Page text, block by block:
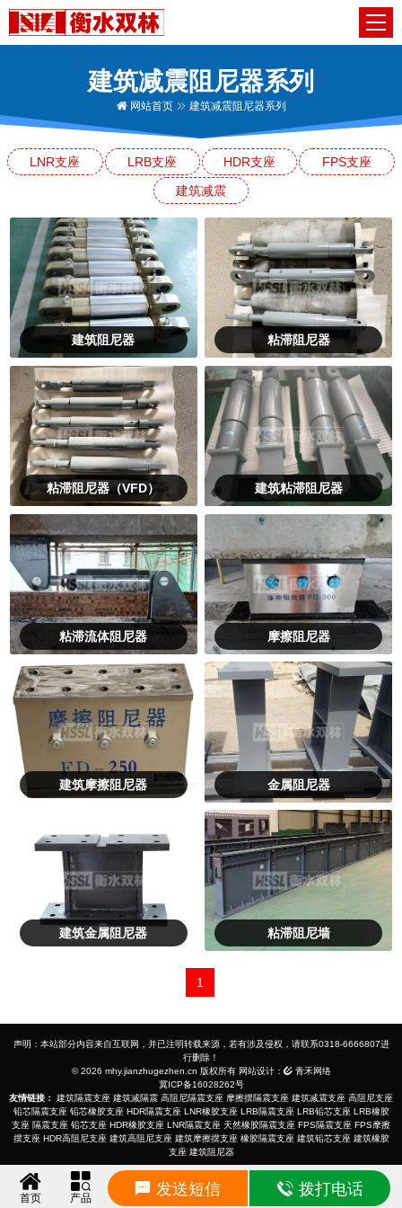
建筑减震阻尼器系列
网站首页 建筑减震阻尼器系列
LNR支座 LRB支座 HDR支座
FPS支座
建筑减震
建筑阻尼器 粘滞阻尼器
粘滞阻尼器（VFD） 建筑粘滞阻尼器
粘滞流体阻尼器 摩擦阻尼器
建筑摩擦阻尼器 金属阻尼器
建筑金属阻尼器 粘滞阻尼墙
1
首页 产品 发送短信 拨打电话
声明：本站部分内容来自互联网，并已注明转载来源，若有涉及侵权，请联系0318-6666807进
行删除！
© 2026 mhy.jianzhugezhen.cn 版权所有 网站设计：
青禾网络
冀ICP备16028262号
友情链接：
建筑隔震支座 建筑减隔震 高阻尼隔震支座 摩擦摆隔震支座 建筑减震支座 高阻尼支座
铅芯隔震支座 铅芯橡胶支座 HDR隔震支座 LNR橡胶支座 LRB隔震支座 LRB铅芯支座 LRB橡胶
支座 隔震支座 铅芯支座 HDR橡胶支座 LNR隔震支座 天然橡胶隔震支座 FPS隔震支座 FPS摩擦
摆支座 HDR高阻尼支座 建筑高阻尼支座 建筑摩擦摆支座 橡胶隔震支座 建筑铅芯支座 建筑橡胶
支座 建筑阻尼器